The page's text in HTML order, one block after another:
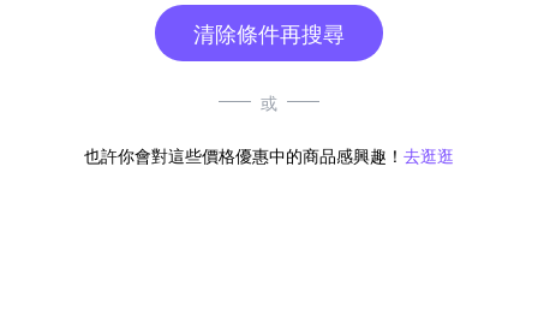
清除條件再搜尋
或
也許你會對這些價格優惠中的商品感興趣！ 去逛逛